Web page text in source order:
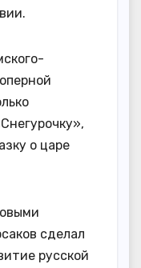
о царе
сделал
русской